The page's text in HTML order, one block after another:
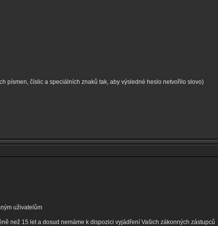
písmen, číslic a speciálních znaků tak, aby výsledné heslo netvořilo slovo)
uživatelům
než 15 let a dosud nemáme k dispozici vyjádření Vašich zákonných zástupců